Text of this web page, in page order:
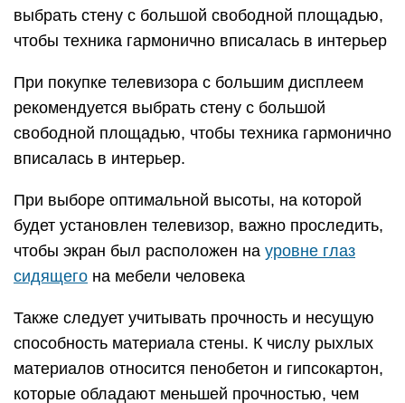
выбрать стену с большой свободной площадью,
чтобы техника гармонично вписалась в интерьер
При покупке телевизора с большим дисплеем
рекомендуется выбрать стену с большой
свободной площадью, чтобы техника гармонично
вписалась в интерьер.
При выборе оптимальной высоты, на которой
будет установлен телевизор, важно проследить,
чтобы экран был расположен на уровне глаз
сидящего на мебели человека
Также следует учитывать прочность и несущую
способность материала стены. К числу рыхлых
материалов относится пенобетон и гипсокартон,
которые обладают меньшей прочностью, чем